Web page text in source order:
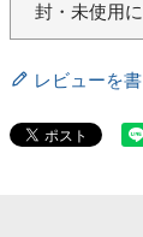
封・未使用
レビューを書